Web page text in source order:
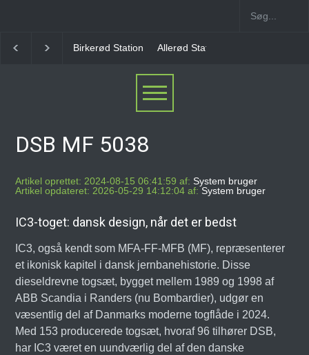
Allerød Station Favrholm Station
DSB MF 5038
Artikel oprettet: 2024-08-15 06:41:59 af: System bruger
Artikel opdateret: 2026-05-29 14:12:04 af: System bruger
IC3-toget: dansk design, når det er bedst
IC3, også kendt som MFA-FF-MFB (MF), repræsenterer
et ikonisk kapitel i dansk jernbanehistorie. Disse
dieseldrevne togsæt, bygget mellem 1989 og 1998 af
ABB Scandia i Randers (nu Bombardier), udgør en
væsentlig del af Danmarks moderne togflåde i 2024.
Med 153 producerede togsæt, hvoraf 96 tilhører DSB,
har IC3 været en uundværlig del af den danske